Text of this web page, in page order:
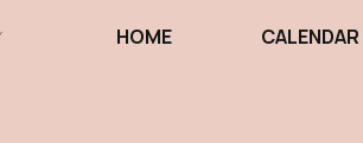
HOME CALENDAR